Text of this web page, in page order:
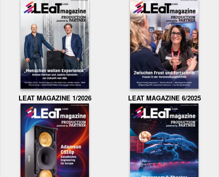
LEAT MAGAZINE 1/2026 LEAT MAGAZINE 6/2025